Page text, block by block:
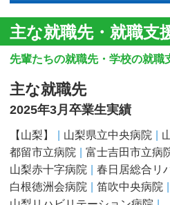
主な就職先・就職支
先輩たちの就職先・学校の就職
主な就職先
2025年3月卒業生実績
【山梨】 山梨県立中央病院
都留市立病院
富士吉田市立病
山梨赤十字病院
春日居総合リ
白根徳洲会病院
笛吹中央病院